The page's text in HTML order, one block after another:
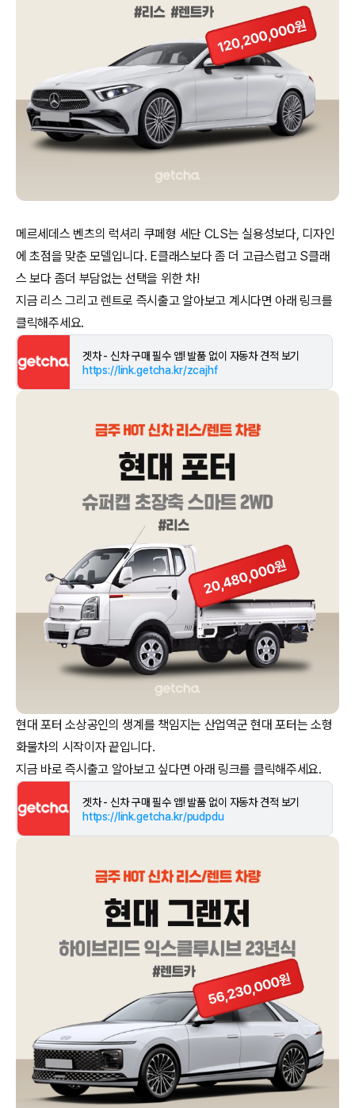
메르세데스 벤츠의 럭셔리 쿠페형 세단 CLS는 실용성보다, 디자인
에 초점을 맞춘 모델입니다. E클래스보다 좀 더 고급스럽고 S클래
스 보다 좀더 부담없는 선택을 위한 차!
지금 리스 그리고 렌트로 즉시출고 알아보고 계시다면 아래 링크를
겟차 - 신차 구매 필수 앱! 발품 없이 자동차 견적 보기
https://link.getcha.kr/zcajhf
현대 포터 소상공인의 생계를 책임지는 산업역군 현대 포터는 소형
화물차의 시작이자 끝입니다.
겟차 - 신차 구매 필수 앱! 발품 없이 자동차 견적 보기
https://link.getcha.kr/pudpdu